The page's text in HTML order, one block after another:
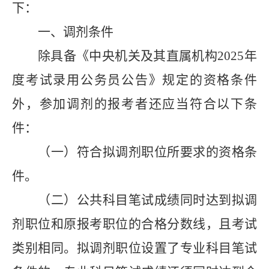
下：
一、调剂条件
除具备《中央机关及其直属机构2025年
度考试录用公务员公告》规定的资格条件
外，参加调剂的报考者还应当符合以下条
件：
（一）符合拟调剂职位所要求的资格条
件。
（二）公共科目笔试成绩同时达到拟调
剂职位和原报考职位的合格分数线，且考试
类别相同。拟调剂职位设置了专业科目笔试